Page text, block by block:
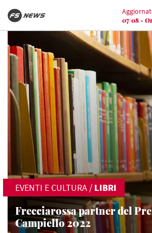
07/08 -
EVENTI E CULTURA / LIBRI
Frecciarossa partner del
Campiello 2022